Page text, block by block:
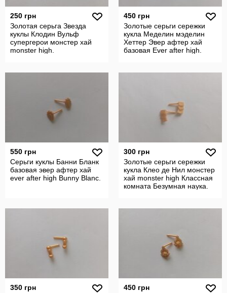
250 грн
Золотая серьга Звезда
куклы Клодин Вульф
супергерои монстер хай
monster high.
450 грн
Золотые серьги сережки
кукла Меделин мэделин
Хеттер Эвер афтер хай
базовая Ever after high.
550 грн
Серьги куклы Банни Бланк
базовая эвер афтер хай
ever after high Bunny Blanc.
300 грн
Золотые серьги сережки
кукла Клео де Нил монстер
хай monster high Классная
комната Безумная наука.
350 грн
450 грн